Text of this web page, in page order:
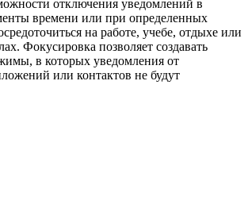
отключения уведомлений в
времени или при определенных
на работе, учебе, отдыхе или
Фокусировка позволяет создавать
в которых уведомления от
или контактов не будут